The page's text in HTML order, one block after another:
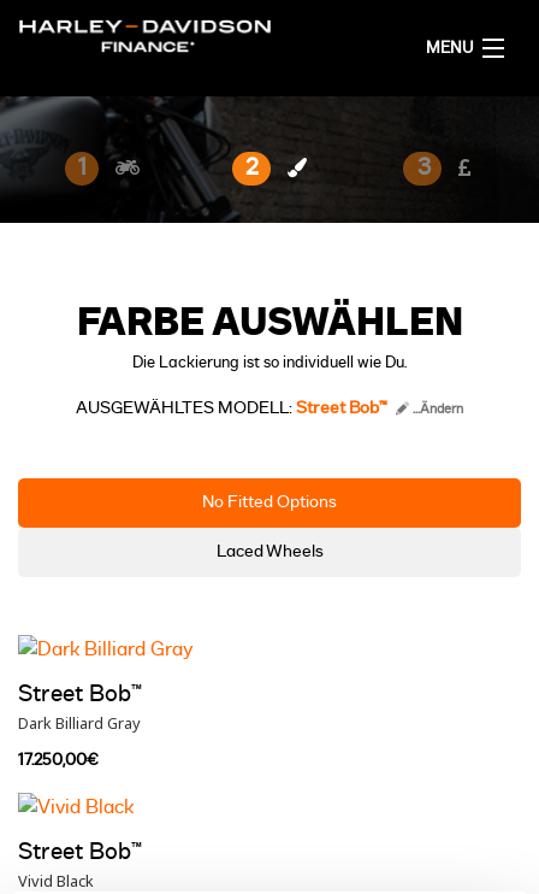
MENU
FINANZIERUNGSANGEBOT RECHNEN
1 2 3
FARBE AUSWÄHLEN
Die Lackierung ist so individuell wie Du.
AUSGEWÄHLTES MODELL:Street Bob™ ...Ändern
No Fitted Options
Laced Wheels
Street Bob™
Dark Billiard Gray
17.250,00€
Street Bob™
Vivid Black